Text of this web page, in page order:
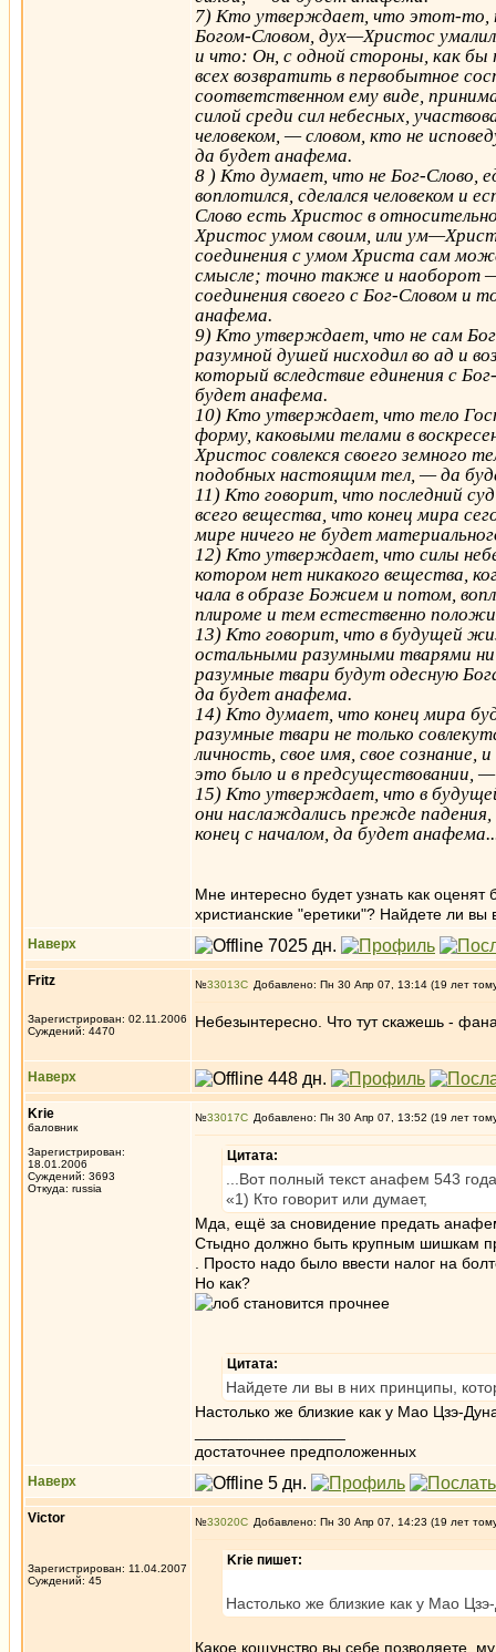
7) Кто утверждает, что этот-то,
Богом-Словом, дух—Христос
и что: Он, с одной стороны, как
всех возвратить в первобытное
соответственном ему виде,
силой среди сил небесных,
человеком, — словом, кто не
да будет анафема.
8 ) Кто думает, что не Бог-Слово,
воплотился, сделался человеком и
Слово есть Христос в
Христос умом своим, или
соединения с умом Христа сам
смысле; точно также и наоборот
соединения своего с Бог-Словом
анафема.
9) Кто утверждает, что не сам
разумной душей нисходил во ад и
который вследствие единения с
будет анафема.
10) Кто утверждает, что тело
форму, каковыми телами в
Христос совлекся своего земного
подобных настоящим тел, — да
11) Кто говорит, что последний
всего вещества, что конец мира
мире ничего не будет
12) Кто утверждает, что силы
котором нет никакого вещества,
чала в образе Божием и потом,
плироме и тем естественно
13) Кто говорит, что в будущей
остальными разумными тварями ни
разумные твари будут одесную
да будет анафема.
14) Кто думает, что конец мира
разумные твари не только
лич­ность, свое имя, свое
это было и в предсуществовании,
15) Кто утверждает, что в
они наслаждались прежде
конец с началом, да будет
Мне интересно будет узнать как оценят
христианские "еретики"? Найдете ли
Наверх
Fritz
Зарегистрирован: 02.11.2006
Суждений: 4470
№33013 Добавлено: Пн 30 Апр 07, 13:14 (19 лет
Небезынтересно. Что тут скажешь -
Наверх
Krie
баловник
Зарегистрирован:
18.01.2006
Суждений: 3693
Откуда: russia
№33017 Добавлено: Пн 30 Апр 07, 13:52 (19 лет
Цитата:
...Вот полный текст анафем 543
«1) Кто говорит или думает,
Мда, ещё за сновидение предать
Стыдно должно быть крупным шишкам
. Просто надо было ввести налог на
Но как?
Цитата:
Найдете ли вы в них принципы,
Настолько же близкие как у Мао Цзэ-
достаточнее предположенных
Наверх
Victor
Зарегистрирован: 11.04.2007
Суждений: 45
№33020 Добавлено: Пн 30 Апр 07, 14:23 (19 лет
Krie пишет:
Настолько же близкие как у Мао
Какое кощунство вы себе позволяете,